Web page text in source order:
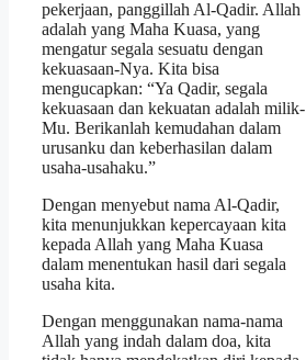
pekerjaan, panggillah Al-Qadir. Allah
adalah yang Maha Kuasa, yang
mengatur segala sesuatu dengan
kekuasaan-Nya. Kita bisa
mengucapkan: “Ya Qadir, segala
kekuasaan dan kekuatan adalah milik-
Mu. Berikanlah kemudahan dalam
urusanku dan keberhasilan dalam
usaha-usahaku.”
Dengan menyebut nama Al-Qadir,
kita menunjukkan kepercayaan kita
kepada Allah yang Maha Kuasa
dalam menentukan hasil dari segala
usaha kita.
Dengan menggunakan nama-nama
Allah yang indah dalam doa, kita